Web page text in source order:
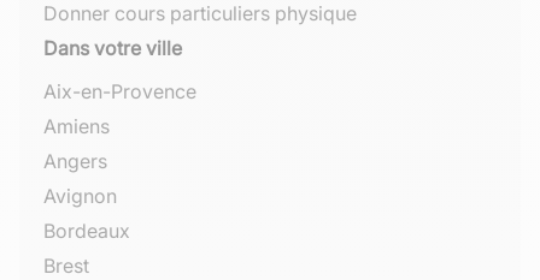
Donner cours particuliers physique
Dans votre ville
Aix-en-Provence
Amiens
Angers
Avignon
Bordeaux
Brest